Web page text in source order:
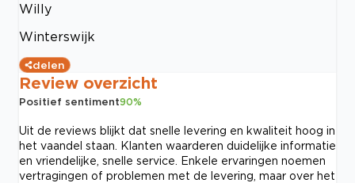
Willy
Winterswijk
delen
Review overzicht
Positief sentiment90%
Uit de reviews blijkt dat snelle levering en kwaliteit hoog in
het vaandel staan. Klanten waarderen duidelijke informatie
en vriendelijke, snelle service. Enkele ervaringen noemen
vertragingen of problemen met de levering, maar over het